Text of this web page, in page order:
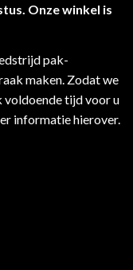
Onze winkel is
pak-
maken. Zodat we
voldoende tijd voor u
informatie hierover.